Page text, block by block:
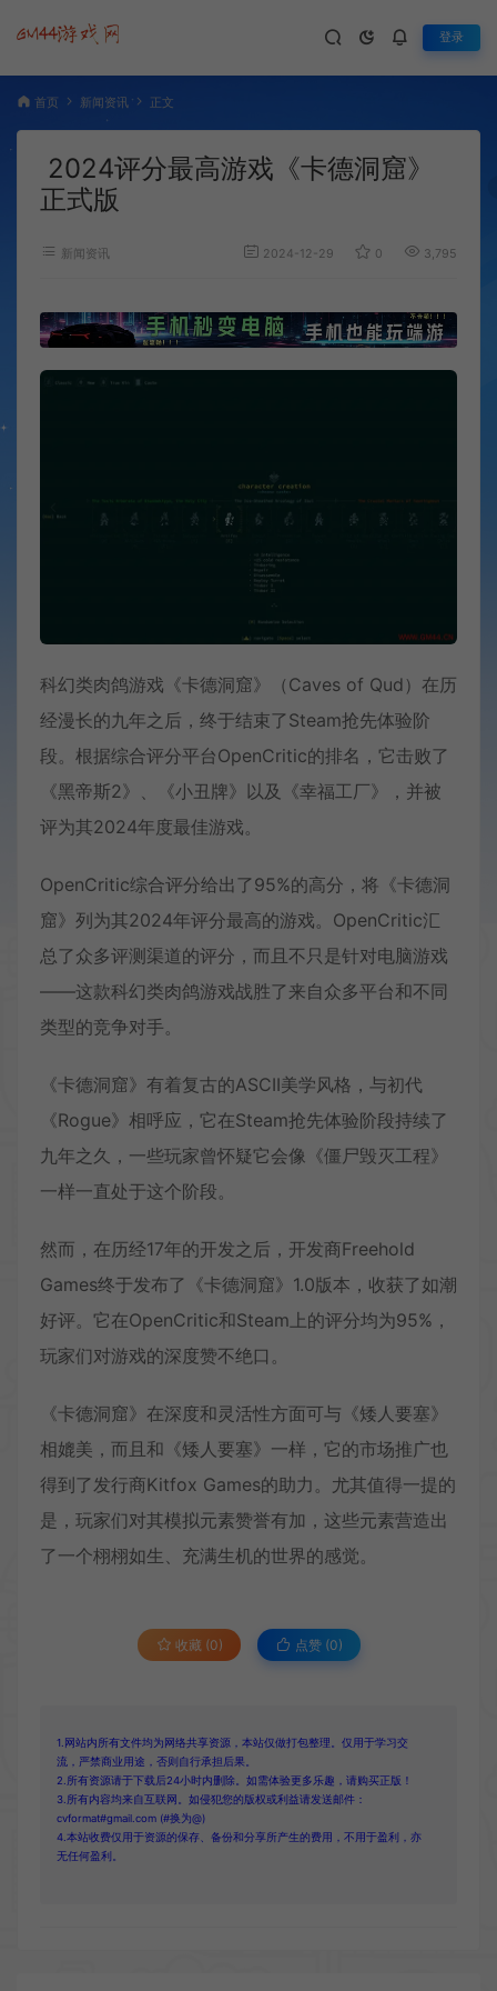
登录
首页 新闻资讯 正文
2024评分最高游戏《卡德洞窟》
正式版
新闻资讯 2024-12-29 0 3,795
科幻类肉鸽游戏《卡德洞窟》（Caves of Qud）在历
经漫长的九年之后，终于结束了Steam抢先体验阶
段。根据综合评分平台OpenCritic的排名，它击败了
《黑帝斯2》、《小丑牌》以及《幸福工厂》，并被
评为其2024年度最佳游戏。
OpenCritic综合评分给出了95%的高分，将《卡德洞
窟》列为其2024年评分最高的游戏。OpenCritic汇
总了众多评测渠道的评分，而且不只是针对电脑游戏
——这款科幻类肉鸽游戏战胜了来自众多平台和不同
类型的竞争对手。
《卡德洞窟》有着复古的ASCII美学风格，与初代
《Rogue》相呼应，它在Steam抢先体验阶段持续了
九年之久，一些玩家曾怀疑它会像《僵尸毁灭工程》
一样一直处于这个阶段。
然而，在历经17年的开发之后，开发商Freehold
Games终于发布了《卡德洞窟》1.0版本，收获了如潮
好评。它在OpenCritic和Steam上的评分均为95%，
玩家们对游戏的深度赞不绝口。
《卡德洞窟》在深度和灵活性方面可与《矮人要塞》
相媲美，而且和《矮人要塞》一样，它的市场推广也
得到了发行商Kitfox Games的助力。尤其值得一提的
是，玩家们对其模拟元素赞誉有加，这些元素营造出
了一个栩栩如生、充满生机的世界的感觉。
收藏 (0) 点赞 (0)
1.网站内所有文件均为网络共享资源，本站仅做打包整理。仅用于学习交
流，严禁商业用途，否则自行承担后果。
2.所有资源请于下载后24小时内删除。如需体验更多乐趣，请购买正版！
3.所有内容均来自互联网。如侵犯您的版权或利益请发送邮件：
cvformat#gmail.com (#换为@)
4.本站收费仅用于资源的保存、备份和分享所产生的费用，不用于盈利，亦
无任何盈利。